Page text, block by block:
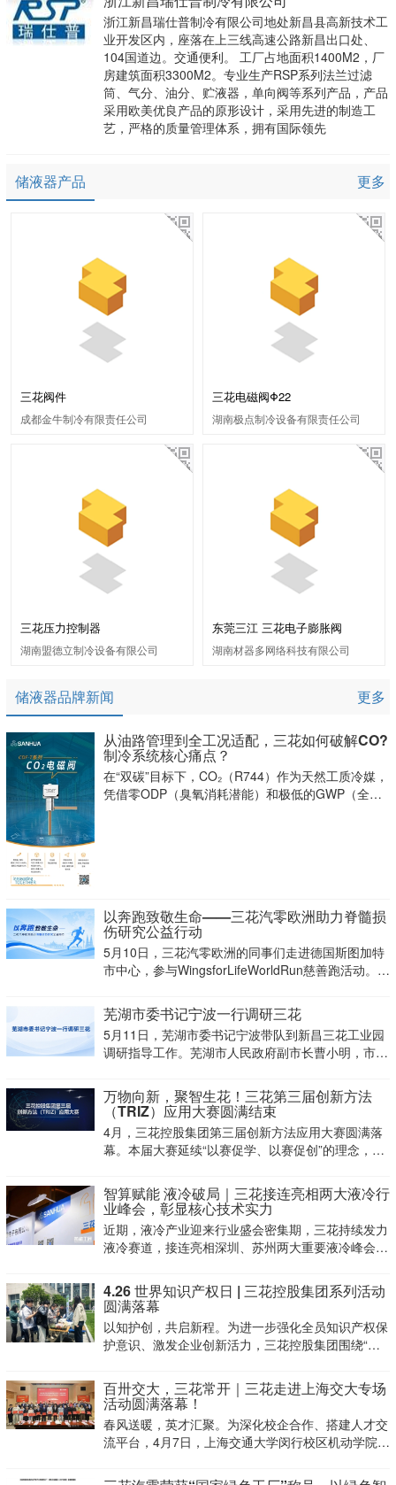
浙江新昌瑞仕普制冷有限公司地处新昌县高新技术工
业开发区内，座落在上三线高速公路新昌出口处、
104国道边。交通便利。 工厂占地面积1400M2，厂
房建筑面积3300M2。专业生产RSP系列法兰过滤
筒、气分、油分、贮液器，单向阀等系列产品，产品
采用欧美优良产品的原形设计，采用先进的制造工
艺，严格的质量管理体系，拥有国际领先
储液器产品 更多
三花阀件
成都金牛制冷有限责任公司
三花电磁阀Φ22
湖南极点制冷设备有限责任公司
三花压力控制器
湖南盟德立制冷设备有限公司
东莞三江 三花电子膨胀阀
湖南材器多网络科技有限公司
储液器品牌新闻 更多
从油路管理到全工况适配，三花如何破解CO?
制冷系统核心痛点？
在“双碳”目标下，CO₂（R744）作为天然工质冷媒，
凭借零ODP（臭氧消耗潜能）和极低的GWP（全球
以奔跑致敬生命——三花汽零欧洲助力脊髓损
伤研究公益行动
5月10日，三花汽零欧洲的同事们走进德国斯图加特
市中心，参与WingsforLifeWorldRun慈善跑活动。这
的同步公益行动：在同一时刻，来自世界各地的跑者
从全球150多个官方赛点同
芜湖市委书记宁波一行调研三花
5月11日，芜湖市委书记宁波带队到新昌三花工业园
调研指导工作。芜湖市人民政府副市长曹小明，市政
工委书记、管委会主任，弋江区委书记李新宇等各级
领导陪同调研。三花智控总裁王大勇等公司领导接待
并座谈交
万物向新，聚智生花！三花第三届创新方法
（TRIZ）应用大赛圆满结束
4月，三花控股集团第三届创新方法应用大赛圆满落
幕。本届大赛延续“以赛促学、以赛促创”的理念，进
新氛围。
智算赋能 液冷破局｜三花接连亮相两大液冷行
业峰会，彰显核心技术实力
近期，液冷产业迎来行业盛会密集期，三花持续发力
液冷赛道，接连亮相深圳、苏州两大重要液冷峰会，
需求，传递稳步布局液冷领域、深耕技术创新的坚定
决心。
4.26 世界知识产权日 | 三花控股集团系列活动
圆满落幕
以知护创，共启新程。为进一步强化全员知识产权保
护意识、激发企业创新活力，三花控股集团围绕“保
界知识产权日系列活动。活动自4月7日启幕至4月27
日，打造了“闯关嘉年华+知
百卅交大，三花常开｜三花走进上海交大专场
活动圆满落幕！
春风送暖，英才汇聚。为深化校企合作、搭建人才交
流平台，4月7日，上海交通大学闵行校区机动学院振
场活动圆满举行。汇聚校企双方代表、制冷与能源领